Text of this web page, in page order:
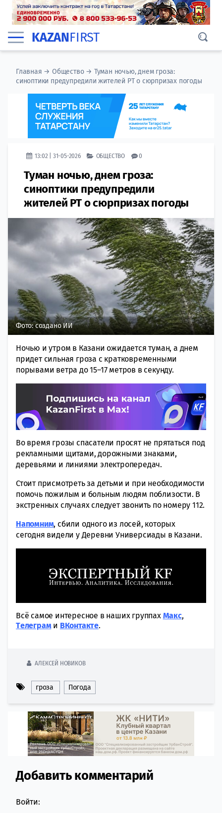
KAZANFIRST
Главная →Общество→ Туман ночью, днем гроза:
синоптики предупредили жителей РТ о сюрпризах погоды
13:02 | 31-05-2026 ОБЩЕСТВО 0
Туман ночью, днем гроза:
синоптики предупредили
жителей РТ о сюрпризах погоды
Фото: создано ИИ
Ночью и утром в Казани ожидается туман, а днем
придет сильная гроза с кратковременными
порывами ветра до 15–17 метров в секунду.
Во время грозы спасатели просят не прятаться под
рекламными щитами, дорожными знаками,
деревьями и линиями электропередач.
Стоит присмотреть за детьми и при необходимости
помочь пожилым и больным людям поблизости. В
экстренных случаях следует звонить по номеру 112.
Напомним, сбили одного из лосей, которых
сегодня видели у Деревни Универсиады в Казани.
Всё самое интересное в наших группах Макс,
Tелеграми ВКонтакте.
АЛЕКСЕЙ НОВИКОВ
гроза Погода
Comment section
Добавить комментарий
Войти: